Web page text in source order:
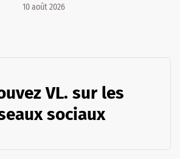
10 août 2026
VL. sur les
sociaux